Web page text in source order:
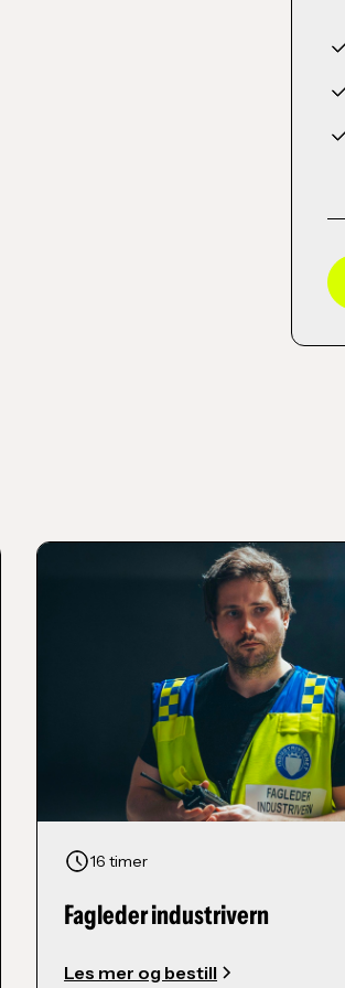
16 timer
Fagleder industrivern
Les mer og bestill